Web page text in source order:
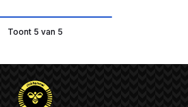
Toont 5 van 5